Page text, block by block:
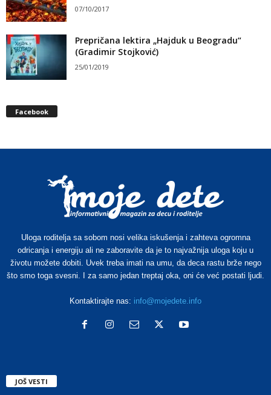
07/10/2017
Prepričana lektira „Hajduk u Beogradu“
(Gradimir Stojković)
25/01/2019
Facebook
Uloga roditelja sa sobom nosi velika iskušenja i zahteva ogromna
odricanja i energiju ali ne zaboravite da je to najvažnija uloga koju u
životu možete dobiti. Uvek treba imati na umu, da deca rastu brže nego
što smo toga svesni. I za samo jedan treptaj oka, oni će već postati ljudi.
Kontaktirajte nas: info@mojedete.info
JOŠ VESTI